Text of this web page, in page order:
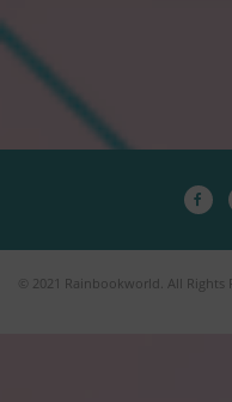
© 2021 Rainbookworld. All